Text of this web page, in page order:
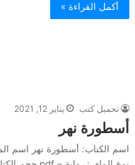
أكمل القراءة »
تحميل كتب يناير 12, 2021
أسطورة نهر
اسم الكتاب: أسطورة نهر اسم